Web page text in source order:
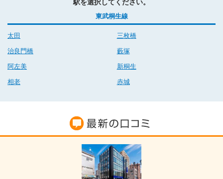
駅を選択してください。
東武桐生線
太田 三枚橋
治良門橋 藪塚
阿左美 新桐生
相老 赤城